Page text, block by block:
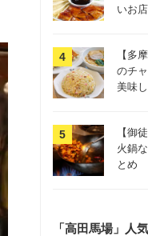
いお
【多
のチ
美味
【御
火鍋
とめ
「高田馬場」人